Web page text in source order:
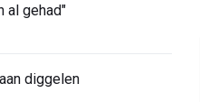
al gehad"
diggelen